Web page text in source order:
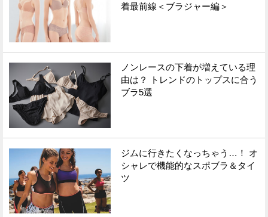
着最前線＜ブラジャー編＞
ノンレースの下着が増えている理
由は？ トレンドのトップスに合う
ブラ5選
ジムに行きたくなっちゃう…！ オ
シャレで機能的なスポブラ＆タイ
ツ